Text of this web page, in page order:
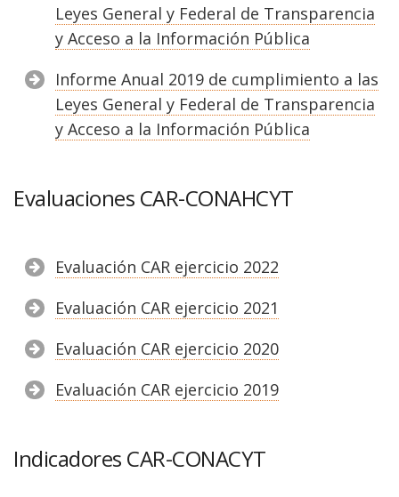
Leyes General y Federal de Transparencia
y Acceso a la Información Pública
Informe Anual 2019 de cumplimiento a las
Leyes General y Federal de Transparencia
y Acceso a la Información Pública
Evaluaciones CAR-CONAHCYT
Evaluación CAR ejercicio 2022
Evaluación CAR ejercicio 2021
Evaluación CAR ejercicio 2020
Evaluación CAR ejercicio 2019
Indicadores CAR-CONACYT